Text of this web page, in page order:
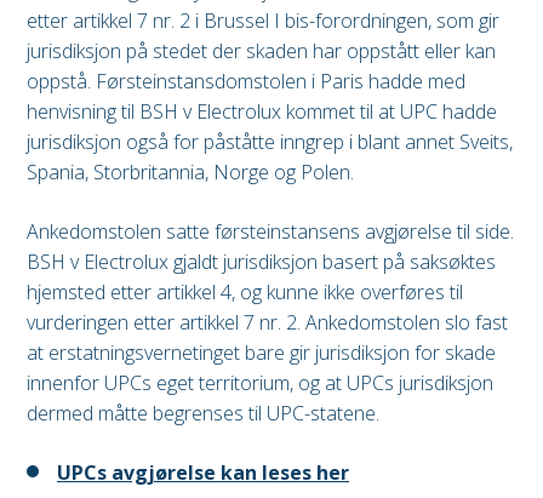
etter artikkel 7 nr. 2 i Brussel I bis-forordningen, som gir
jurisdiksjon på stedet der skaden har oppstått eller kan
oppstå. Førsteinstansdomstolen i Paris hadde med
henvisning til BSH v Electrolux kommet til at UPC hadde
jurisdiksjon også for påståtte inngrep i blant annet Sveits,
Spania, Storbritannia, Norge og Polen.
Ankedomstolen satte førsteinstansens avgjørelse til side.
BSH v Electrolux gjaldt jurisdiksjon basert på saksøktes
hjemsted etter artikkel 4, og kunne ikke overføres til
vurderingen etter artikkel 7 nr. 2. Ankedomstolen slo fast
at erstatningsvernetinget bare gir jurisdiksjon for skade
innenfor UPCs eget territorium, og at UPCs jurisdiksjon
dermed måtte begrenses til UPC-statene.
UPCs avgjørelse kan leses her